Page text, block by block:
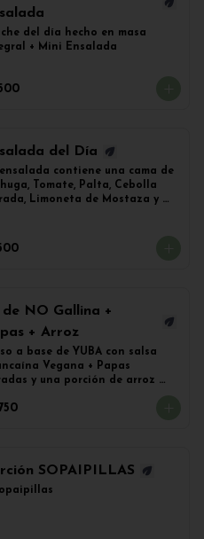
del día hecho en masa
+ Mini Ensalada
del Día
contiene una cama de
Tomate, Palta, Cebolla
Limoneta de Mostaza y
NO Gallina +
+ Arroz
a base de YUBA con salsa
Vegana + Papas
y una porción de arroz
SOPAIPILLAS